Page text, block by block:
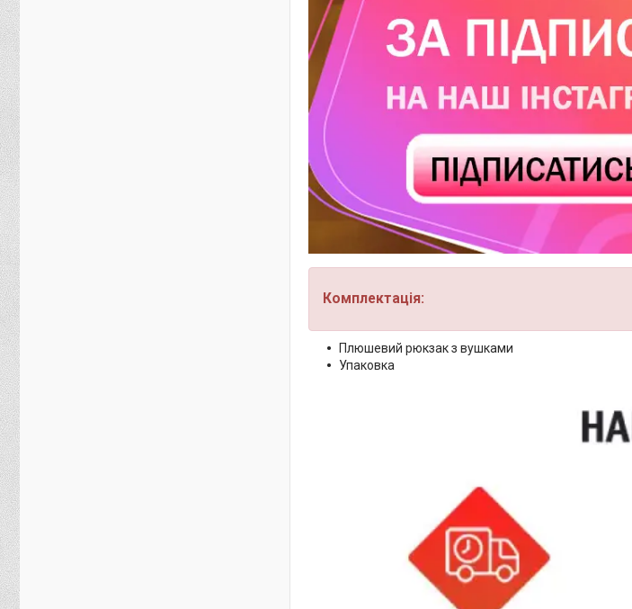
Комплектація:
Плюшевий рюкзак з вушками
Упаковка